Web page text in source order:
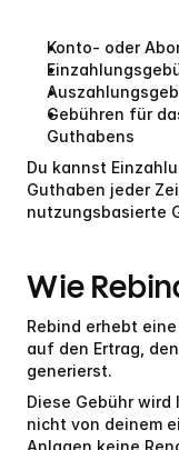
Konto- oder
Gebühren für
Guthabens
Du kannst
Guthaben jeder
nutzungsbasierte
Wie
Rebind erhebt
auf den Ertrag,
generierst.
Diese Gebühr wird
nicht von deinem
Anlagen keine